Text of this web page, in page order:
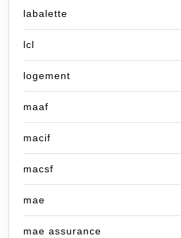
labalette
lcl
logement
maaf
macif
macsf
mae
mae assurance